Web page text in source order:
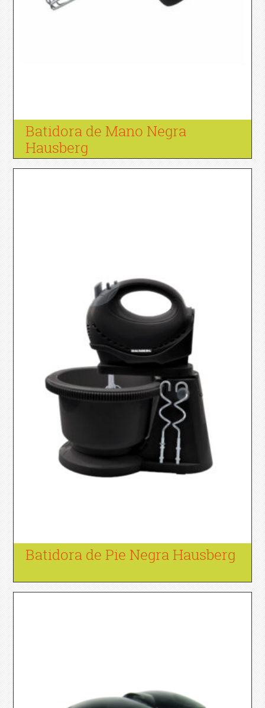
Batidora de Mano Negra
Hausberg
Batidora de Pie Negra Hausberg